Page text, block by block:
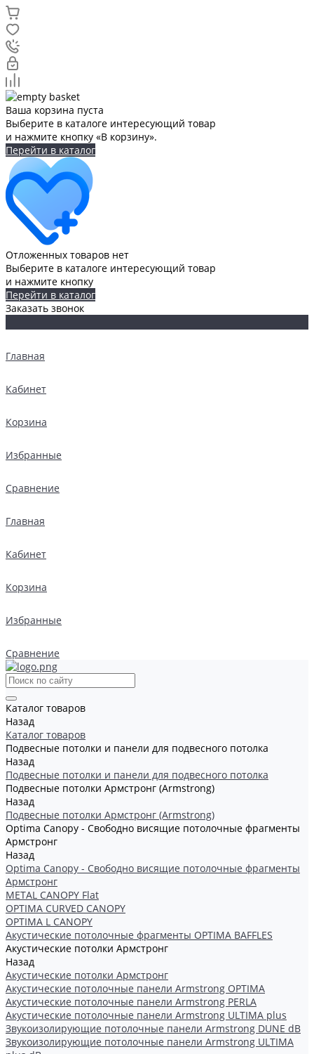
Ваша корзина пуста
Выберите в каталоге интересующий товар
и нажмите кнопку «В корзину».
Перейти в каталог
Отложенных товаров нет
Выберите в каталоге интересующий товар
и нажмите кнопку
Перейти в каталог
Заказать звонок
Главная
Кабинет
Корзина
Избранные
Сравнение
Главная
Кабинет
Корзина
Избранные
Сравнение
Каталог товаров
Назад
Каталог товаров
Подвесные потолки и панели для подвесного потолка
Назад
Подвесные потолки и панели для подвесного потолка
Подвесные потолки Армстронг (Armstrong)
Назад
Подвесные потолки Армстронг (Armstrong)
Optima Canopy - Свободно висящие потолочные фрагменты
Армстронг
Назад
Optima Canopy - Свободно висящие потолочные фрагменты
Армстронг
METAL CANOPY Flat
OPTIMA CURVED CANOPY
OPTIMA L CANOPY
Акустические потолочные фрагменты OPTIMA BAFFLES
Акустические потолки Армстронг
Назад
Акустические потолки Армстронг
Акустические потолочные панели Armstrong OPTIMA
Акустические потолочные панели Armstrong PERLA
Акустические потолочные панели Armstrong ULTIMA plus
Звукоизолирующие потолочные панели Armstrong DUNE dB
Звукоизолирующие потолочные панели Armstrong ULTIMA